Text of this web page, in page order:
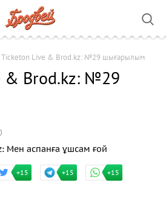
Ticketon Live & Brod.kz: №29 шығарылым
& Brod.kz: №29
+15 +15 +15